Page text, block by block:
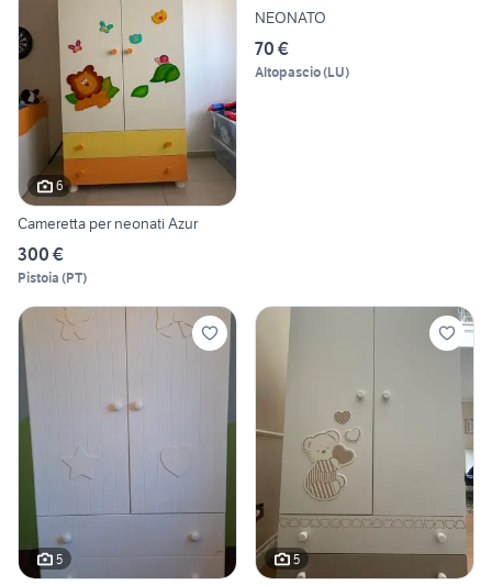
6
Cameretta per neonati Azur
300 €
Pistoia (PT)
NEONATO
70 €
Altopascio(LU)
5 5